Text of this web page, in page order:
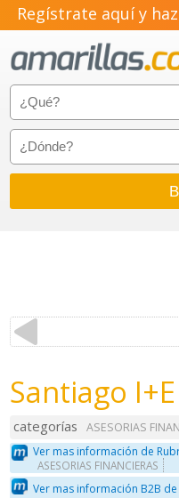
Regístrate aquí y
Santiago
categorías
ASESORIAS
Ver mas información de
ASESORIAS FINANCIERAS
Ver mas información B2B